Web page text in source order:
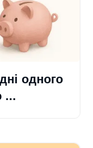
одного
...